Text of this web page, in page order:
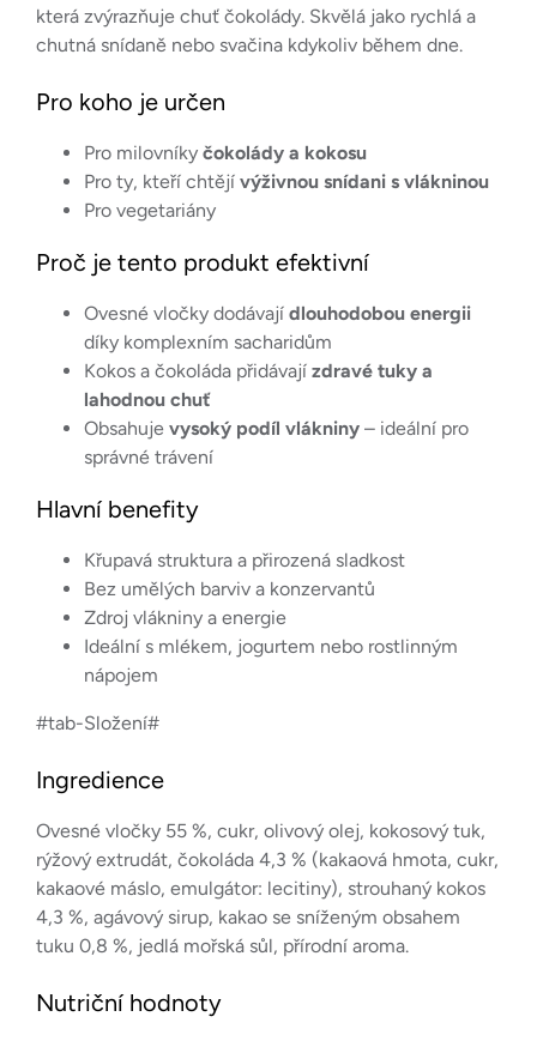
která zvýrazňuje chuť čokolády. Skvělá jako rychlá a
chutná snídaně nebo svačina kdykoliv během dne.
Pro koho je určen
Pro milovníky čokolády a kokosu
Pro ty, kteří chtějí výživnou snídani s vlákninou
Pro vegetariány
Proč je tento produkt efektivní
Ovesné vločky dodávají dlouhodobou energii
díky komplexním sacharidům
Kokos a čokoláda přidávají zdravé tuky a
lahodnou chuť
Obsahuje vysoký podíl vlákniny – ideální pro
správné trávení
Hlavní benefity
Křupavá struktura a přirozená sladkost
Bez umělých barviv a konzervantů
Zdroj vlákniny a energie
Ideální s mlékem, jogurtem nebo rostlinným
nápojem
#tab-Složení#
Ingredience
Ovesné vločky 55 %, cukr, olivový olej, kokosový tuk,
rýžový extrudát, čokoláda 4,3 % (kakaová hmota, cukr,
kakaové máslo, emulgátor: lecitiny), strouhaný kokos
4,3 %, agávový sirup, kakao se sníženým obsahem
tuku 0,8 %, jedlá mořská sůl, přírodní aroma.
Nutriční hodnoty